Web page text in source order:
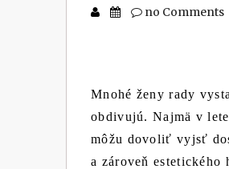
no Comments
Mnohé ženy rady
obdivujú. Najmä v
môžu dovoliť vyjsť
a zároveň